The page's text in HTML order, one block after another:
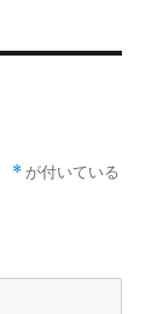
* が付いている